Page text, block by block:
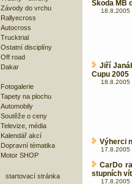
Závody do vrchu
Rallyecross
Autocross
Trucktrial
Ostatní disciplíny
Off road
Dakar
Fotogalerie
Tapety na plochu
Automobily
Soutěže o ceny
Televize, média
Kalendář akcí
Dopravní tématika
Motor SHOP
startovací stránka
Škoda MB
18.8.2005
Jiří
Cupu 2005
18.8.2005
Výherci
17.8.2005
CarDo
stupních
17.8.2005